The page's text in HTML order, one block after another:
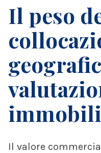
Il peso
Il valore